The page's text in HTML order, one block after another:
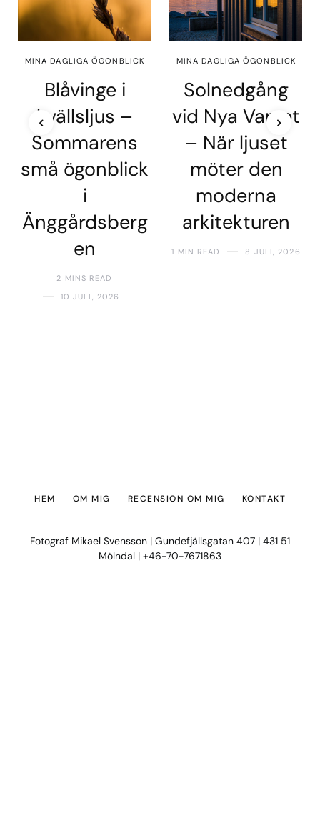
MINA DAGLIGA ÖGONBLICK
Blåvinge i
kvällsljus –
Sommarens
små ögonblick
i
Änggårdsberg
en
2 MINS READ
10 JULI, 2026
MINA DAGLIGA ÖGONBLICK
Solnedgång
vid Nya Varvet
– När ljuset
möter den
moderna
arkitekturen
1 MIN READ 8 JULI, 2026
Fotograf Mikael Svensson | Gundefjällsgatan 407 | 431 51
Mölndal | +46-70-7671863
HEM OM MIG RECENSION OM MIG KONTAKT